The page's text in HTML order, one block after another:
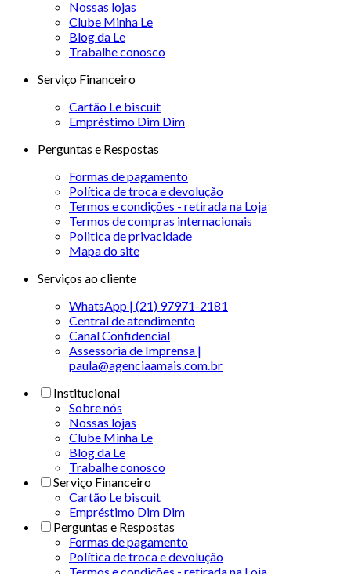
Nossas lojas
Clube Minha Le
Blog da Le
Trabalhe conosco
Serviço Financeiro
Cartão Le biscuit
Empréstimo Dim Dim
Perguntas e Respostas
Formas de pagamento
Política de troca e devolução
Termos e condições - retirada na Loja
Termos de compras internacionais
Politica de privacidade
Mapa do site
Serviços ao cliente
WhatsApp | (21) 97971-2181
Central de atendimento
Canal Confidencial
Assessoria de Imprensa |
paula@agenciaamais.com.br
Institucional
Sobre nós
Nossas lojas
Clube Minha Le
Blog da Le
Trabalhe conosco
Serviço Financeiro
Cartão Le biscuit
Empréstimo Dim Dim
Perguntas e Respostas
Formas de pagamento
Política de troca e devolução